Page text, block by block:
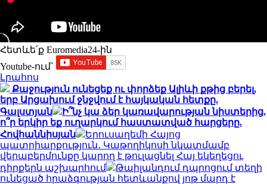
Հետևե՛ք Euromedia24-ին
Youtube-ում`
Լրահոս
Քաջություն ունեցեք ու փորձեք Ալիևի քթից բերել,
երբ Արցախում ջնջվում է հայկական հետքը.
Գալստյան
Ի՞նչ կա ձեր կառավարության նիստերից,
ո՞ր երկիր եք ուղարկում հաստատված հարցերը.
Հովհաննիսյան
Երուսաղեմի Հայոց
պատրիարքություն․ Կաթողիկոսի նկատմամբ
վերաբերմունքը կարող է թուլացնել Հայ եկեղեցու
դիրքերն աշխարհում
Թաիլանդում դպրոցում տեղի
ունեցած հրաձգության հետևանքով յոթ մարդ է